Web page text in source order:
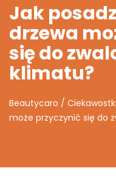
Jak
drzewa
się do
klimatu?
Beautycaro / Ciekawostki
może przyczynić się do